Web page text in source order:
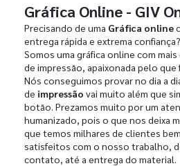
Gráfica Online - GIV
Precisando de uma Gráfica online
entrega rápida e extrema
Somos uma gráfica online com
de impressão, apaixonada pelo que
Nós conseguimos provar no dia a
de impressão vai muito além que
botão. Prezamos muito por um
humanizado, pois o que nos deixa
que temos milhares de clientes
satisfeitos com o nosso trabalho,
contato, até a entrega do material.